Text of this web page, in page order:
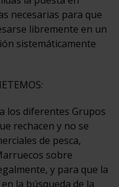
necesarias para que
libremente en un
sistemáticamente
los diferentes Grupos
rechacen y no se
de pesca,
sobre
y para que la
la búsqueda de la